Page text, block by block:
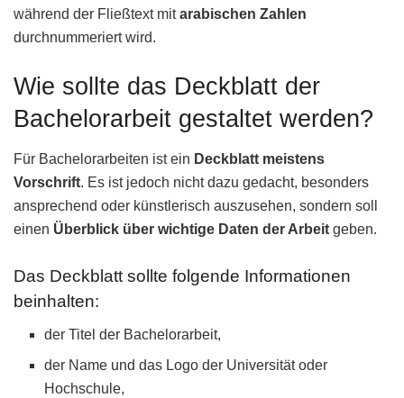
während der Fließtext mitarabischen Zahlen
durchnummeriert wird.
Wie sollte das Deckblatt der
Bachelorarbeit gestaltet werden?
Für Bachelorarbeiten ist ein Deckblatt meistens
Vorschrift. Es ist jedoch nicht dazu gedacht, besonders
ansprechend oder künstlerisch auszusehen, sondern soll
einen Überblick über wichtige Daten der Arbeit geben.
Das Deckblatt sollte folgende Informationen
beinhalten:
der Titel der Bachelorarbeit,
der Name und das Logo der Universität oder
Hochschule,